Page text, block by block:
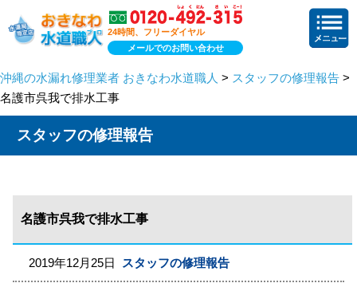
24時間、フリーダイヤル
メールでのお問い合わせ
沖縄の水漏れ修理業者 おきなわ水道職人 > スタッフの修理報告 >
名護市呉我で排水工事
スタッフの修理報告
名護市呉我で排水工事
2019年12月25日 スタッフの修理報告